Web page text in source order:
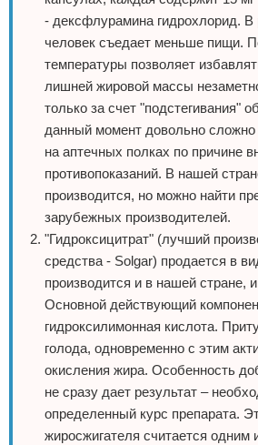
- дексфлурамина гидрохлорид. В
человек съедает меньше пищи.
температуры позволяет
лишней жировой массы
только за счет "подстегивания"
данный момент довольно сложно
на аптечных полках по причине
противопоказаний. В нашей
производится, но можно найти
зарубежных производителей.
"Гидроксицитрат" (лучший
средства - Solgar) продается в
производится и в нашей стране,
Основной действующий
гидроксилимонная кислота.
голода, одновременно с этим
окисления жира. Особенность
не сразу дает результат –
определенный курс препарата.
жиросжигателя считается одним